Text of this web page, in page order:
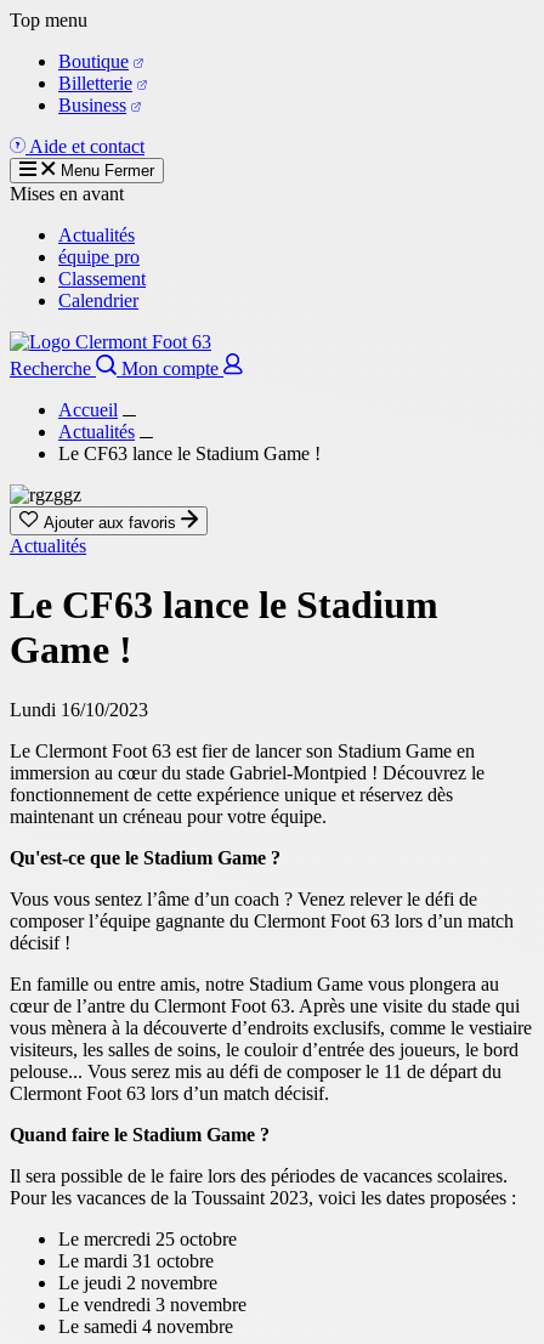
Aller
contenu
principal
Top menu
Boutique
Billetterie
Business
Aide et contact
Menu Fermer
Mises en avant
Actualités
équipe pro
Classement
Calendrier
Recherche
Mon compte
Accueil
Actualités
Le CF63 lance le Stadium Game !
Ajouter aux favoris
Actualités
Le CF63 lance le Stadium
Game !
Lundi 16/10/2023
Le Clermont Foot 63 est fier de lancer son Stadium Game en
immersion au cœur du stade Gabriel-Montpied ! Découvrez le
fonctionnement de cette expérience unique et réservez dès
maintenant un créneau pour votre équipe.
Qu'est-ce que le Stadium Game ?
Vous vous sentez l’âme d’un coach ? Venez relever le défi de
composer l’équipe gagnante du Clermont Foot 63 lors d’un match
décisif !
En famille ou entre amis, notre Stadium Game vous plongera au
cœur de l’antre du Clermont Foot 63. Après une visite du stade qui
vous mènera à la découverte d’endroits exclusifs, comme le vestiaire
visiteurs, les salles de soins, le couloir d’entrée des joueurs, le bord
pelouse... Vous serez mis au défi de composer le 11 de départ du
Clermont Foot 63 lors d’un match décisif.
Quand faire le Stadium Game ?
Il sera possible de le faire lors des périodes de vacances scolaires.
Pour les vacances de la Toussaint 2023, voici les dates proposées :
Le mercredi 25 octobre
Le mardi 31 octobre
Le jeudi 2 novembre
Le vendredi 3 novembre
Le samedi 4 novembre